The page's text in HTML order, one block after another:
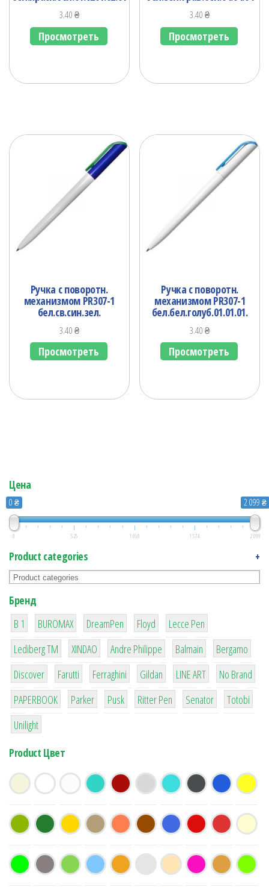
3.40₴
Просмотреть
3.40₴
Просмотреть
Ручка с поворотн.
механизмом PR307-1
бел.св.син.зел.
3.40₴
Просмотреть
Ручка с поворотн.
механизмом PR307-1
бел.бел.голуб.01.01.01.
3.40₴
Просмотреть
Цена
0 ₴ 2 099 ₴
0 525 1 050 1 574 2 099
Product categories +
Бренд
B 1
1
BUROMAX
1
DreamPen
2
Floyd
2
Lecce Pen
3
Lediberg ТМ
3
XINDAO
1
Andre Philippe
4
Balmain
26
Bergamo
64
Discover
299
Farutti
4
Ferraghini
42
Gildan
4
LINE ART
90
No Brand
8
PAPERBOOK
6
Parker
2
Pusk
22
Ritter Pen
15
Senator
43
Totobi
1
Unilight
Product Цвет